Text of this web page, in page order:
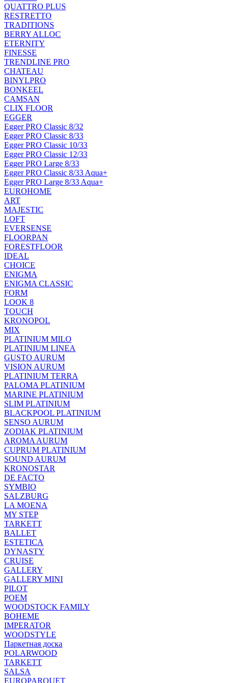
QUATTRO PLUS
RESTRETTO
TRADITIONS
BERRY ALLOC
ETERNITY
FINESSE
TRENDLINE PRO
CHATEAU
BINYLPRO
BONKEEL
CAMSAN
CLIX FLOOR
EGGER
Egger PRO Classic 8/32
Egger PRO Classic 8/33
Egger PRO Classic 10/33
Egger PRO Classic 12/33
Egger PRO Large 8/33
Egger PRO Classic 8/33 Aqua+
Egger PRO Large 8/33 Aqua+
EUROHOME
ART
MAJESTIC
LOFT
EVERSENSE
FLOORPAN
FORESTFLOOR
IDEAL
CHOICE
ENIGMA
ENIGMA CLASSIC
FORM
LOOK 8
TOUCH
KRONOPOL
MIX
PLATINIUM MILO
PLATINIUM LINEA
GUSTO AURUM
VISION AURUM
PLATINIUM TERRA
PALOMA PLATINIUM
MARINE PLATINIUM
SLIM PLATINIUM
BLACKPOOL PLATINIUM
SENSO AURUM
ZODIAK PLATINIUM
AROMA AURUM
CUPRUM PLATINIUM
SOUND AURUM
KRONOSTAR
DE FACTO
SYMBIO
SALZBURG
LA MOENA
MY STEP
TARKETT
BALLET
ESTETICA
DYNASTY
CRUISE
GALLERY
GALLERY MINI
PILOT
POEM
WOODSTOCK FAMILY
BOHEME
IMPERATOR
WOODSTYLE
Паркетная доска
POLARWOOD
TARKETT
SALSA
EUROPARQUET